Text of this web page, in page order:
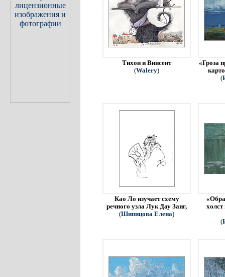
Тихон и Винсент
(Walery)
«Гроза
(
Као Ло изучает схему
речного узла Лук Дау Занг,
(Шипицова Елена)
холст
(